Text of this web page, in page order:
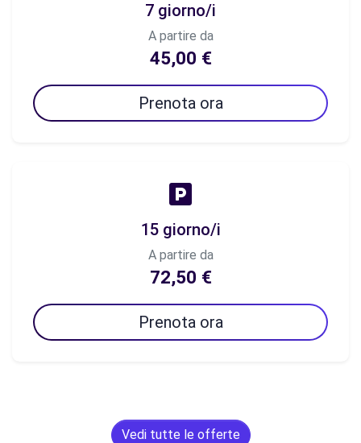
7 giorno/i
A partire da
45,00 €
Prenota ora
15 giorno/i
A partire da
72,50 €
Prenota ora
Vedi tutte le offerte